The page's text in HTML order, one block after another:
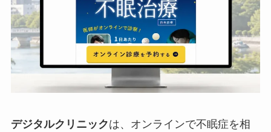
デジタルクリニックは、オンラインで不眠症を相